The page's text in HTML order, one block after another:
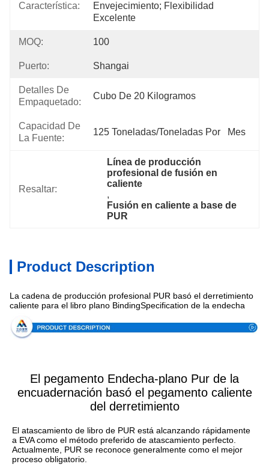
Característica:
Envejecimiento; Flexibilidad
Excelente
MOQ: 100
Puerto: Shangai
Detalles De
Empaquetado:
Cubo De 20 Kilogramos
Capacidad De
La Fuente:
125 Toneladas/toneladas Por   Mes
Resaltar:
Línea de producción
profesional de fusión en
caliente
,
Fusión en caliente a base de
PUR
Product Description
La cadena de producción profesional PUR basó el derretimiento
caliente para el libro plano BindingSpecification de la endecha
El pegamento Endecha-plano Pur de la
encuadernación basó el pegamento caliente
del derretimiento
El atascamiento de libro de PUR está alcanzando rápidamente
a EVA como el método preferido de atascamiento perfecto.
Actualmente, PUR se reconoce generalmente como el mejor
proceso obligatorio.